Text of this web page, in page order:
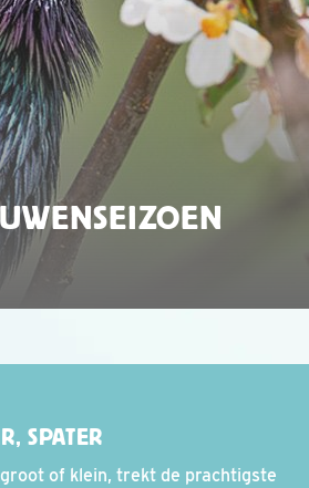
SPATER
of klein, trekt de prachtigste